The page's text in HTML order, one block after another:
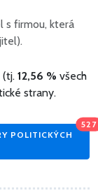
s firmou, která
(tj. 12,56 % všech
strany.
POLITICKÝCH
527